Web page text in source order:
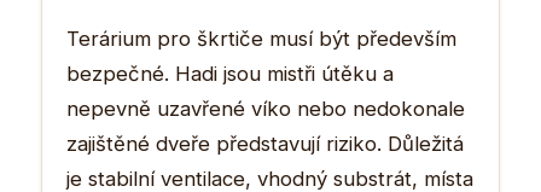
Terárium pro škrtiče musí být především
bezpečné. Hadi jsou mistři útěku a
nepevně uzavřené víko nebo nedokonale
zajištěné dveře představují riziko. Důležitá
je stabilní ventilace, vhodný substrát, místa